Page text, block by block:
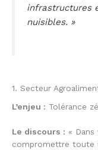
infrastructures
nuisibles. »
1. Secteur
L’enjeu : Tolérance
Le discours : «
compromettre toute